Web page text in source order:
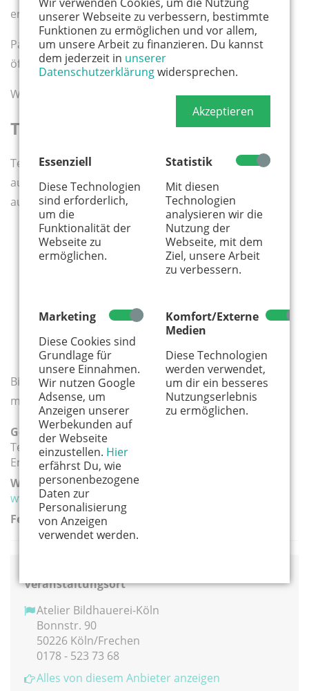
unserer Webseite zu verbessern, bestimmte
Funktionen zu ermöglichen und vor allem,
um unsere Arbeit zu finanzieren. Du kannst
dem jederzeit in unserer
Datenschutzerklärungwidersprechen.
Akzeptieren
Essenziell
Diese Technologien
sind erforderlich,
um die
Funktionalität der
Webseite zu
ermöglichen.
Statistik
Mit diesen
Technologien
analysieren wir die
Nutzung der
Webseite, mit dem
Ziel, unsere Arbeit
zu verbessern.
Marketing
Diese Cookies sind
Grundlage für
unsere Einnahmen.
Wir nutzen Google
Adsense, um
Anzeigen unserer
Werbekunden auf
der Webseite
einzustellen. Hier
erfährst Du, wie
personenbezogene
Daten zur
Personalisierung
von Anzeigen
verwendet werden.
Komfort/Externe
Medien
Diese Technologien
werden verwendet,
um dir ein besseres
Nutzungserlebnis
zu ermöglichen.
erfinden und ins Leben zu bringen!
Parkplätze sind vorhanden. Wir sind auch gut mit
öffentlichen Verkehrsmitteln erreichbar.
Wir freuen uns auf euch.
Termine und Kosten
Termine (nur zusammen buchbar – zwei
aufeinanderfolgende Tage bzw. drei
aufeinanderfolgende Tage) und Kosten:
18. bis 20.09.2026 je 15-18.30 Uhr.165 €
Person, ca.30 €
für den Stein / das Holz
14. und 15.11.2026 je 15-20:00 Uhr.
Person, ca.30 € für den Stein / das Holz
Bitte warme Arbeitskleidung und festes Schuhwerk
mitbringen.
Geeignete Altersgruppe(n):
Teenager
Erwachsene
Weiterführender Link:
www.bildhauerei-koeln.de
Ferien:
Veranstaltungsort
Atelier Bildhauerei-Köln
Bonnstr. 90
50226 Köln/Frechen
0178 - 523 73 68
Alles von diesem Anbieter anzeigen